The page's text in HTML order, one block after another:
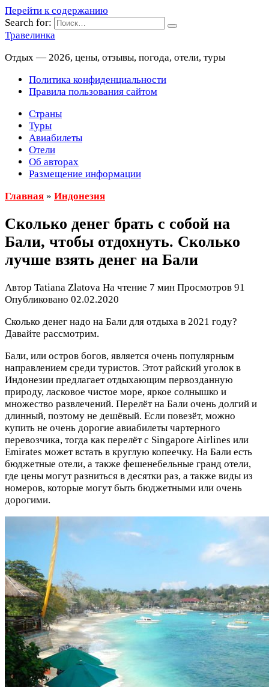
Перейти к содержанию
Search for:
Травелинка
Отдых — 2026, цены, отзывы, погода, отели, туры
Политика конфиденциальности
Правила пользования сайтом
Страны
Туры
Авиабилеты
Отели
Об авторах
Размещение информации
Главная » Индонезия
Сколько денег брать с собой на
Бали, чтобы отдохнуть. Сколько
лучше взять денег на Бали
Автор Tatiana Zlatova На чтение 7 мин Просмотров 91
Опубликовано 02.02.2020
Сколько денег надо на Бали для отдыха в 2021 году?
Давайте рассмотрим.
Бали, или остров богов, является очень популярным
направлением среди туристов. Этот райский уголок в
Индонезии предлагает отдыхающим первозданную
природу, ласковое чистое море, яркое солнышко и
множество развлечений. Перелёт на Бали очень долгий и
длинный, поэтому не дешёвый. Если повезёт, можно
купить не очень дорогие авиабилеты чартерного
перевозчика, тогда как перелёт с Singapore Airlines или
Emirates может встать в круглую копеечку. На Бали есть
бюджетные отели, а также фешенебельные гранд отели,
где цены могут разниться в десятки раз, а также виды из
номеров, которые могут быть бюджетными или очень
дорогими.